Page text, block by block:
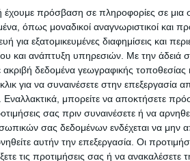
έχουμε πρόσβαση σε πληροφορίες σε
όπως μοναδικοί αναγνωριστικοί και
εξατομικευμένες διαφημίσεις και
και ανάπτυξη υπηρεσιών. Με την άδειά
δεδομένα γεωγραφικής τοποθεσίας
για να συναινέσετε στην επεξεργασία
μπορείτε να αποκτήσετε
σας πριν συναινέσετε ή να
σας δεδομένων ενδέχεται να μην
αυτήν την επεξεργασία. Οι
τις προτιμήσεις σας ή να ανακαλέσετε
από τον διοικητή της